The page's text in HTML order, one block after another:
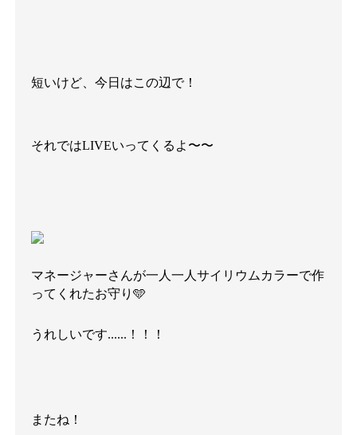
短いけど、今日はこの辺で！
それではLIVEいってくるよ〜〜
マネージャーさんが一人一人サイリウムカラーで作
ってくれたお守り🩵
うれしいです......！！！
またね！